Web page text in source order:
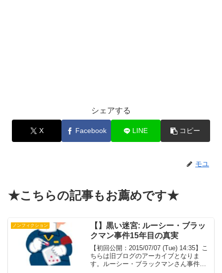
シェアする
X Facebook LINE コピー
モユ
★こちらの記事もお薦めです★
ノンフィクション
【】黒い迷宮: ルーシー・ブラッ
クマン事件15年目の真実
【初回公開：2015/07/07 (Tue) 14:35】こ
ちらは旧ブログのアーカイブとなりま
す。ルーシー・ブラックマンさん事件。